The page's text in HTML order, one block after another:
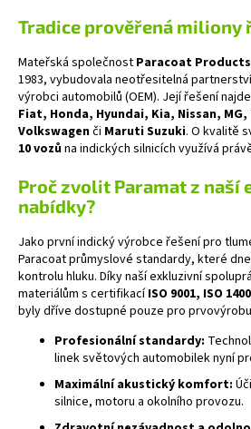
Tradice prověřená miliony
Mateřská společnost Paracoat
1983, vybudovala neotřesitelná
výrobci automobilů (OEM). Její řešení
Fiat, Honda, Hyundai, Kia, Nissan,
Volkswagenči Maruti Suzuki. O kvalitě
10 vozůna indických silnicích využívá
Proč zvolit Paramat z naší
nabídky?
Jako první indický výrobce řešení pro
Paracoat průmyslové standardy, které
kontrolu hluku. Díky naší exkluzivní
materiálům s certifikacíISO 9001, ISO
byly dříve dostupné pouze pro
Profesionální standardy:
linek světových automobilek nyní
Maximální akustický komfort:
silnice, motoru a okolního provozu.